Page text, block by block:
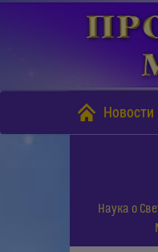
Новости
Наука о